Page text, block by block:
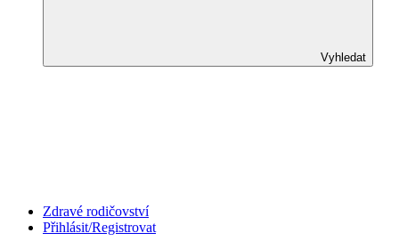
Vyhledat
Zdravé rodičovství
Přihlásit/Registrovat